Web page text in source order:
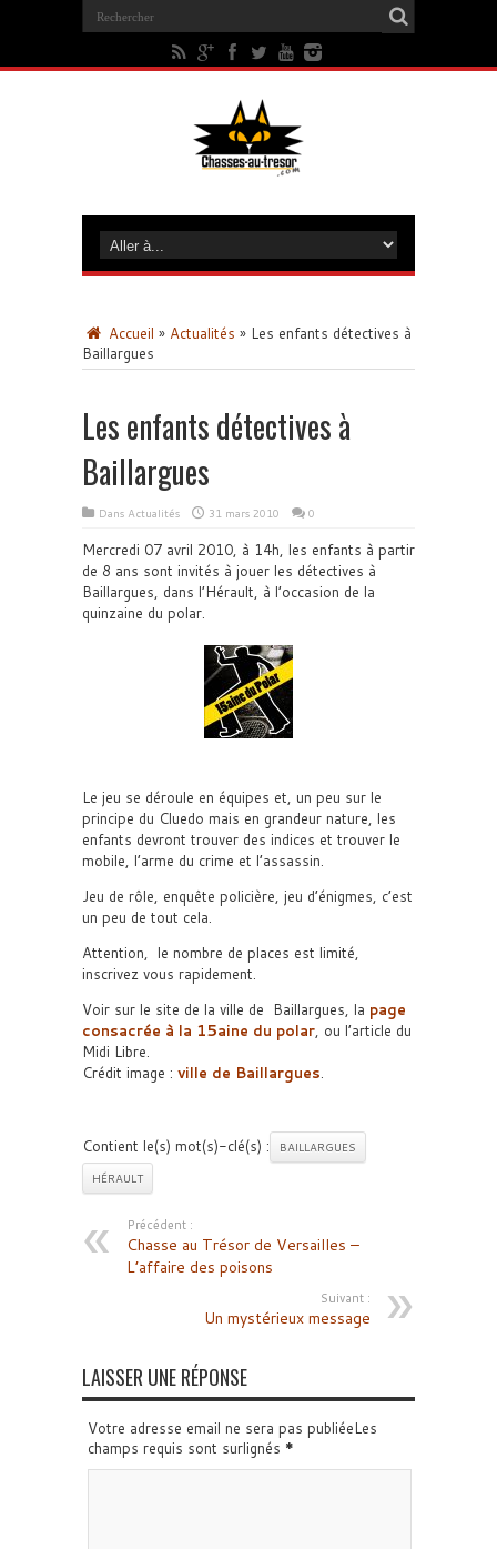
Accueil » Actualités » Les enfants détectives à
Baillargues
Les enfants détectives à
Baillargues
Dans Actualités 31 mars 2010 0
Mercredi 07 avril 2010, à 14h, les enfants à partir
de 8 ans sont invités à jouer les détectives à
Baillargues, dans l’Hérault, à l’occasion de la
quinzaine du polar.
Le jeu se déroule en équipes et, un peu sur le
principe du Cluedo mais en grandeur nature, les
enfants devront trouver des indices et trouver le
mobile, l’arme du crime et l’assassin.
Jeu de rôle, enquête policière, jeu d’énigmes, c’est
un peu de tout cela.
Attention, le nombre de places est limité,
inscrivez vous rapidement.
Voir sur le site de la ville de Baillargues, la page
consacrée à la 15aine du polar, ou l’article du
Midi Libre.
Crédit image : ville de Baillargues.
Contient le(s) mot(s)-clé(s) :
BAILLARGUES
HÉRAULT
Précédent :
Chasse au Trésor de Versailles –
L’affaire des poisons
Suivant :
Un mystérieux message
LAISSER UNE RÉPONSE
Votre adresse email ne sera pas publiéeLes
champs requis sont surlignés *